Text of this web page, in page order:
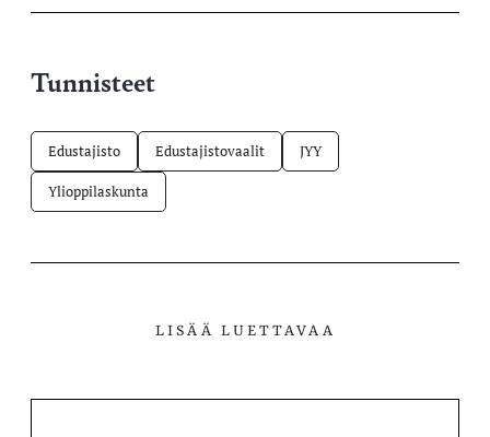
Tunnisteet
Edustajisto Edustajistovaalit JYY
Ylioppilaskunta
LISÄÄ LUETTAVAA